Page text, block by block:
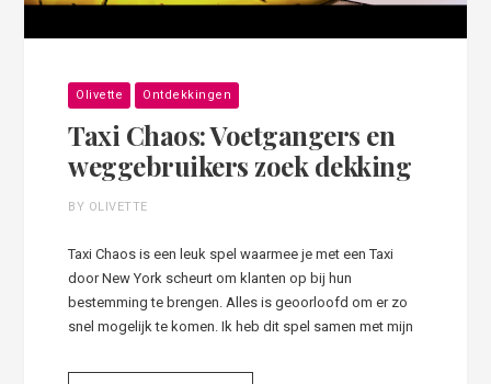
Olivette Ontdekkingen
Taxi Chaos: Voetgangers en
weggebruikers zoek dekking
BY OLIVETTE
Taxi Chaos is een leuk spel waarmee je met een Taxi
door New York scheurt om klanten op bij hun
bestemming te brengen. Alles is geoorloofd om er zo
snel mogelijk te komen. Ik heb dit spel samen met mijn